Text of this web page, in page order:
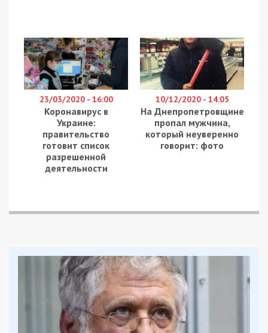
23/03/2020 - 16:00
Коронавирус в
Украине:
правительство
готовит список
разрешенной
деятельности
10/12/2020 - 14:05
На Днепропетровщине
пропал мужчина,
который неуверенно
говорит: фото